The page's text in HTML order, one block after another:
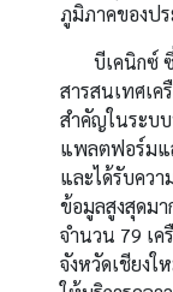
ภูมิภาคของป
บีเคนิกซ์ ซึ่
สารสนเทศเ
สำคัญในระบ
แพลตฟอร์มแ
และได้รับควา
ข้อมูลสูงสุดมา
จำนวน 79 เ
จังหวัดเชียงใ